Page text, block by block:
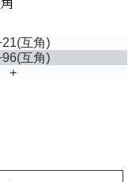
(互角)
(互角)
+